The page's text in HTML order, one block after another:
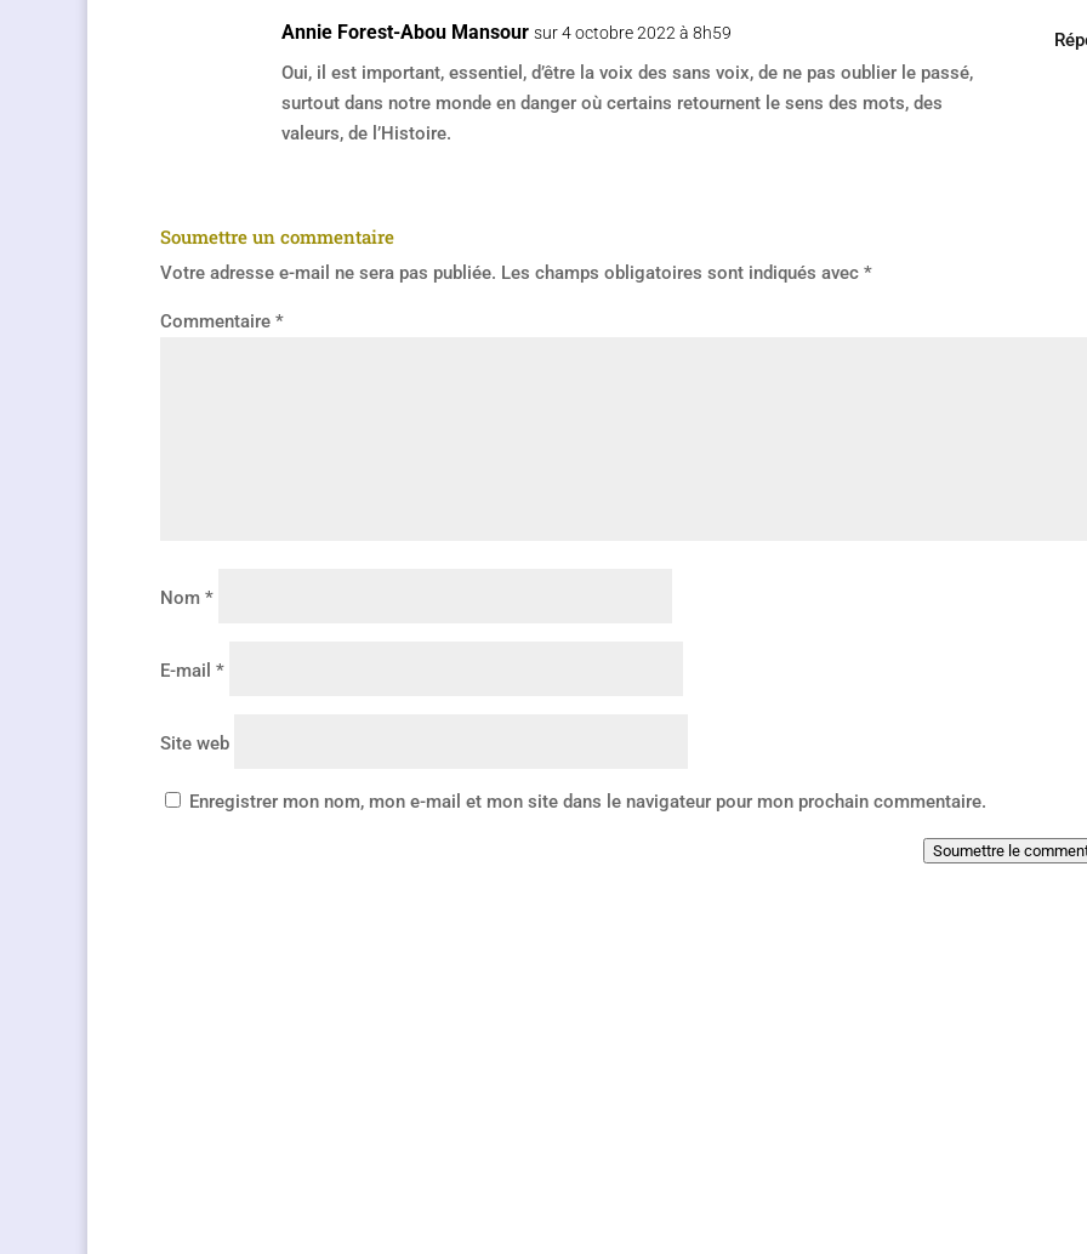
Annie Forest-Abou Mansour sur 4 octobre 2022 à 8h59
Oui, il est important, essentiel, d’être la voix des sans voix, de ne pas oublier le passé,
surtout dans notre monde en danger où certains retournent le sens des mots, des
valeurs, de l’Histoire.
Soumettre un commentaire
Votre adresse e-mail ne sera pas publiée. Les champs obligatoires sont indiqués avec *
Commentaire *
Nom *
E-mail *
Site web
Enregistrer mon nom, mon e-mail et mon site dans le navigateur pour mon prochain commentaire.
Soumettre le